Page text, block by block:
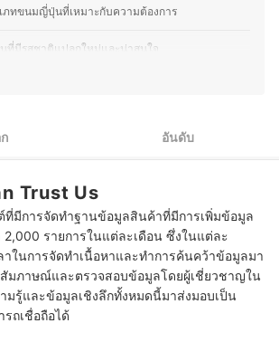
เบเกอรี่ และการพัฒนาเมนูต่าง ๆ เพื่อให้ผู้ที่สนใจ
วัติของ ธนกร พรวรรณพงศา (พีท)
เภทขนมญี่ปุ่นที่เหมาะกับความต้องการ
ที่มีรสชาติแปลกใหม่และน่าสนใจ
ขนมของฝากญี่ปุ่น
ไหน
จ สามารถทานขนมญี่ปุ่นได้ไหม
บขนมญี่ปุ่น
อันดับ
Trust Us
ที่มีการจัดทำฐานข้อมูลสินค้าที่มีการเพิ่มข้อมูล
2,000 รายการในแต่ละเดือน ซึ่งในแต่ละ
าในการจัดทำเนื้อหาและทำการค้นคว้าข้อมูลมา
สัมภาษณ์และตรวจสอบข้อมูลโดยผู้เชี่ยวชาญใน
มรู้และข้อมูลเชิงลึกทั้งหมดนี้มาส่งมอบเป็น
ถเชื่อถือได้